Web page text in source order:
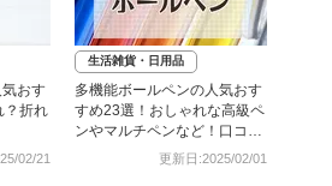
おす
？折れ
02/21
生活雑貨・日用品
多機能ボールペンの人気おす
すめ23選！おしゃれな高級ペ
ンやマルチペンなど！口コミ
更新日:2025/02/01